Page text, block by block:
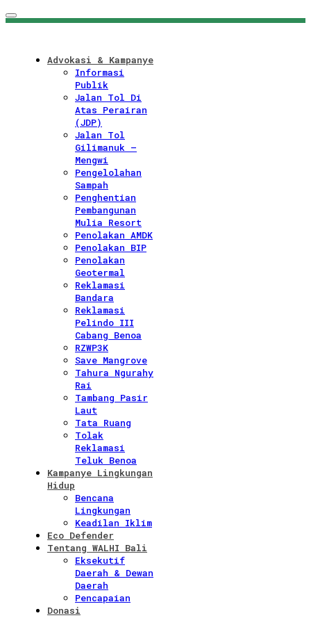
Skip
to
Advokasi & Kampanye
Informasi
Publik
Jalan Tol Di
Atas Perairan
(JDP)
Jalan Tol
Gilimanuk –
Mengwi
Pengelolahan
Sampah
Penghentian
Pembangunan
Mulia Resort
Penolakan AMDK
Penolakan BIP
Penolakan
Geotermal
Reklamasi
Bandara
Reklamasi
Pelindo III
Cabang Benoa
RZWP3K
Save Mangrove
Tahura Ngurahy
Rai
Tambang Pasir
Laut
Tata Ruang
Tolak
Reklamasi
Teluk Benoa
Kampanye Lingkungan
Hidup
Bencana
Lingkungan
Keadilan Iklim
Eco Defender
Tentang WALHI Bali
Eksekutif
Daerah & Dewan
Daerah
Pencapaian
Donasi